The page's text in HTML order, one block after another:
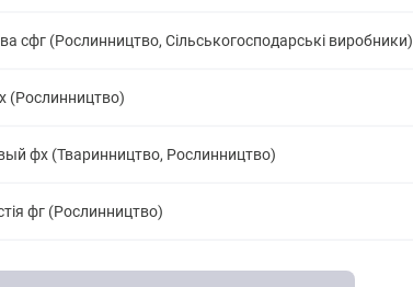
сфг (Рослинництво, Сільськогосподарські виробники)
(Рослинництво)
фх (Тваринництво, Рослинництво)
фг (Рослинництво)